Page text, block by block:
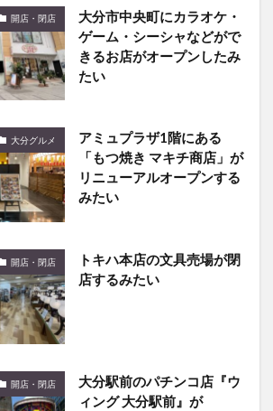
開店・閉店
大分市中央町にカラオケ・
ゲーム・シーシャなどがで
きるお店がオープンしたみ
たい
大分グルメ
アミュプラザ1階にある
「もつ焼き マキチ商店」が
リニューアルオープンする
みたい
開店・閉店
トキハ本店の文具売場が閉
店するみたい
開店・閉店
大分駅前のパチンコ店『ウ
ィング 大分駅前』が